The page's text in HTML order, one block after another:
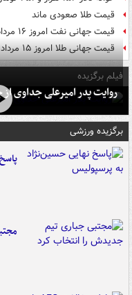
قیمت طلا صعودی ماند
قیمت جهانی نفت امروز ۱۶ مرداد
قیمت جهانی طلا امروز ۱۵ مرداد
فیلم برگزیده
روایت پدر امیرعلی جداوی
برگزیده ورزشی